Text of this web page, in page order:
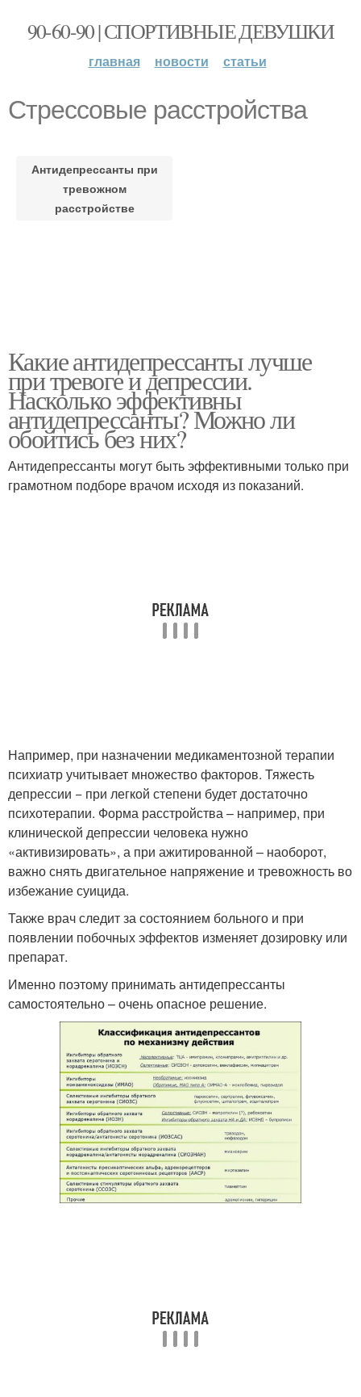
90-60-90 | СПОРТИВНЫЕ ДЕВУШКИ
главная новости статьи
Стрессовые расстройства
Антидепрессанты при
тревожном
расстройстве
Какие антидепрессанты лучше
при тревоге и депрессии.
Насколько эффективны
антидепрессанты? Можно ли
обойтись без них?
Антидепрессанты могут быть эффективными только при
грамотном подборе врачом исходя из показаний.
Например, при назначении медикаментозной терапии
психиатр учитывает множество факторов. Тяжесть
депрессии − при легкой степени будет достаточно
психотерапии. Форма расстройства – например, при
клинической депрессии человека нужно
«активизировать», а при ажитированной – наоборот,
важно снять двигательное напряжение и тревожность во
избежание суицида.
Также врач следит за состоянием больного и при
появлении побочных эффектов изменяет дозировку или
препарат.
Именно поэтому принимать антидепрессанты
самостоятельно – очень опасное решение.